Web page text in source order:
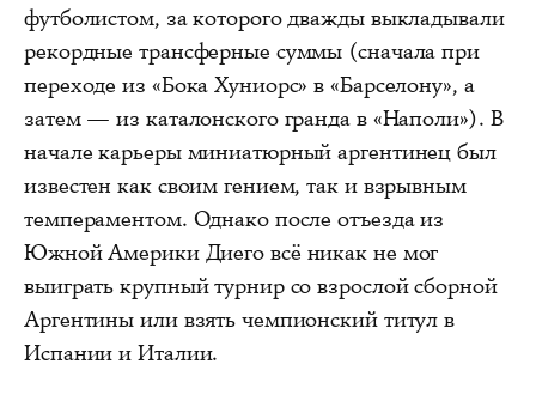
футболистом, за которого дважды выкладывали
рекордные трансферные суммы (сначала при
переходе из «Бока Хуниорс» в «Барселону», а
затем — из каталонского гранда в «Наполи»). В
начале карьеры миниатюрный аргентинец был
известен как своим гением, так и взрывным
темпераментом. Однако после отъезда из
Южной Америки Диего всё никак не мог
выиграть крупный турнир со взрослой сборной
Аргентины или взять чемпионский титул в
Испании и Италии.